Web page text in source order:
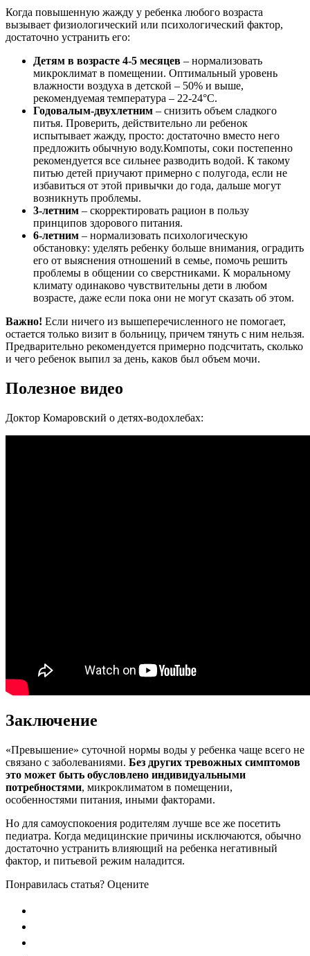
Когда повышенную жажду у ребенка любого возраста
вызывает физиологический или психологический фактор,
достаточно устранить его:
Детям в возрасте 4-5 месяцев – нормализовать
микроклимат в помещении. Оптимальный уровень
влажности воздуха в детской – 50% и выше,
рекомендуемая температура – 22-24°С.
Годовалым-двухлетним – снизить объем сладкого
питья. Проверить, действительно ли ребенок
испытывает жажду, просто: достаточно вместо него
предложить обычную воду.Компоты, соки постепенно
рекомендуется все сильнее разводить водой. К такому
питью детей приучают примерно с полугода, если не
избавиться от этой привычки до года, дальше могут
возникнуть проблемы.
3-летним – скорректировать рацион в пользу
принципов здорового питания.
6-летним – нормализовать психологическую
обстановку: уделять ребенку больше внимания, оградить
его от выяснения отношений в семье, помочь решить
проблемы в общении со сверстниками. К моральному
климату одинаково чувствительны дети в любом
возрасте, даже если пока они не могут сказать об этом.
Важно! Если ничего из вышеперечисленного не помогает,
остается только визит в больницу, причем тянуть с ним нельзя.
Предварительно рекомендуется примерно подсчитать, сколько
и чего ребенок выпил за день, каков был объем мочи.
Полезное видео
Доктор Комаровский о детях-водохлебах:
Заключение
«Превышение» суточной нормы воды у ребенка чаще всего не
связано с заболеваниями. Без других тревожных симптомов
это может быть обусловлено индивидуальными
потребностями, микроклиматом в помещении,
особенностями питания, иными факторами.
Но для самоуспокоения родителям лучше все же посетить
педиатра. Когда медицинские причины исключаются, обычно
достаточно устранить влияющий на ребенка негативный
фактор, и питьевой режим наладится.
Понравилась статья? Оцените